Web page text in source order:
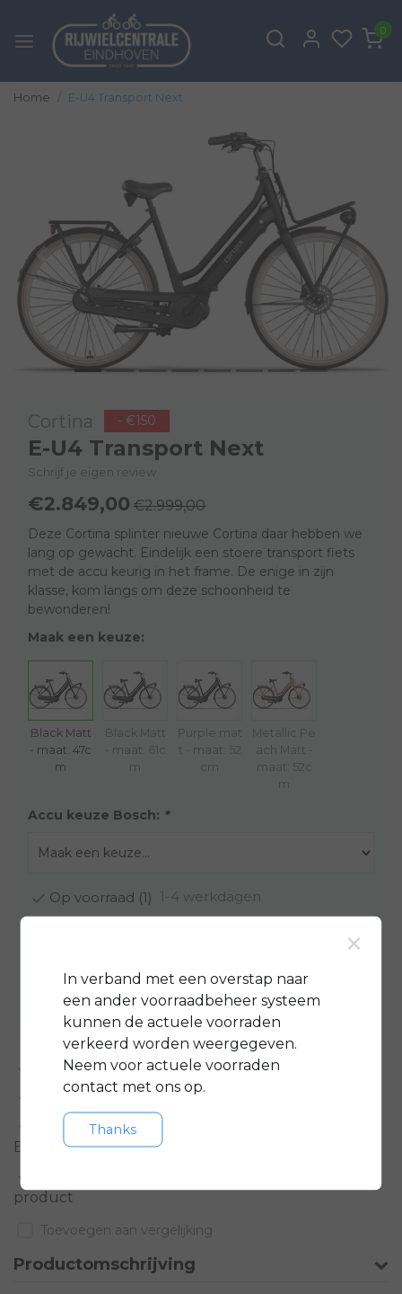
0
Home E-U4 Transport Next
Vorige
Cortina - €150
E-U4 Transport Next
Schrijf je eigen review
€2.849,00 €2.999,00
Deze Cortina splinter nieuwe Cortina daar hebben we
lang op gewacht. Eindelijk een stoere transport fiets
met de accu keurig in het frame. De enige in zijn
klasse, kom langs om deze schoonheid te
bewonderen!
Maak een keuze:
Black Matt
- maat: 47c
m
Black Matt
- maat: 61c
m
Purple mat
t - maat: 52
cm
Metallic Pe
ach Matt -
maat: 52c
m
Accu keuze Bosch: *
Op voorraad (1) 1-4 werkdagen
Aan verlanglijst toevoegen
Standaard 3 jaargarantie op bijna alle fietsen
GRATISservicepakket t.w.v. minimaal € 150,-
Gratis rijklare
Eindhoven
product
Toevoegen aan vergelijking
Productomschrijving
×
In verband met een overstap naar
een ander voorraadbeheer systeem
kunnen de actuele voorraden
verkeerd worden weergegeven.
Neem voor actuele voorraden
contact met ons op.
Thanks